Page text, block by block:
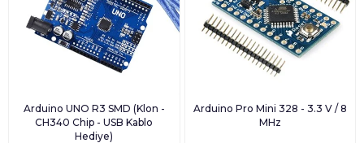
Arduino UNO R3 SMD (Klon -
CH340 Chip - USB Kablo
Hediye)
Arduino Pro Mini 328 - 3.3 V / 8
MHz